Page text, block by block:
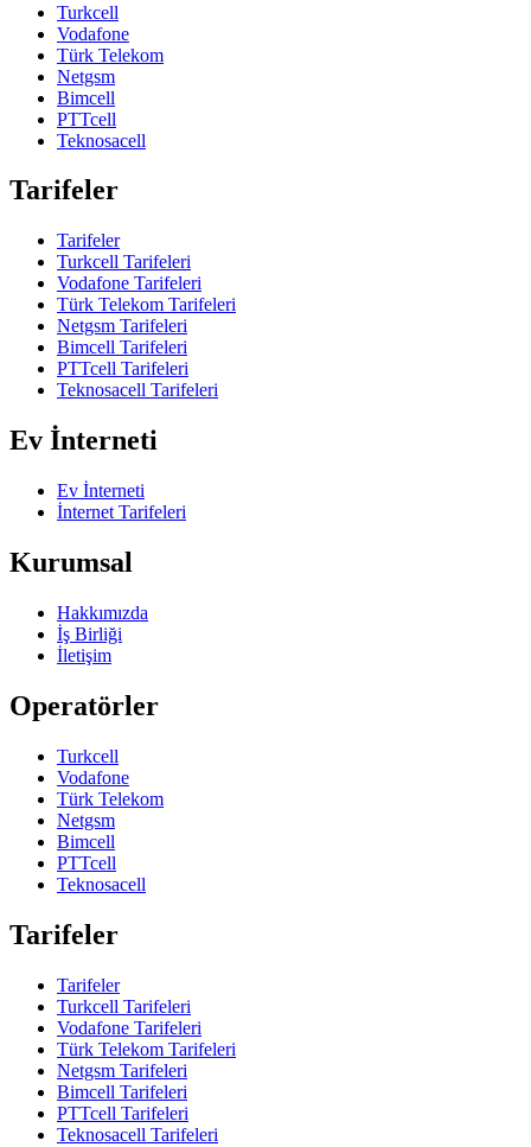
Turkcell
Vodafone
Türk Telekom
Netgsm
Bimcell
PTTcell
Teknosacell
Tarifeler
Tarifeler
Turkcell Tarifeleri
Vodafone Tarifeleri
Türk Telekom Tarifeleri
Netgsm Tarifeleri
Bimcell Tarifeleri
PTTcell Tarifeleri
Teknosacell Tarifeleri
Ev İnterneti
Ev İnterneti
İnternet Tarifeleri
Kurumsal
Hakkımızda
İş Birliği
İletişim
Operatörler
Turkcell
Vodafone
Türk Telekom
Netgsm
Bimcell
PTTcell
Teknosacell
Tarifeler
Tarifeler
Turkcell Tarifeleri
Vodafone Tarifeleri
Türk Telekom Tarifeleri
Netgsm Tarifeleri
Bimcell Tarifeleri
PTTcell Tarifeleri
Teknosacell Tarifeleri